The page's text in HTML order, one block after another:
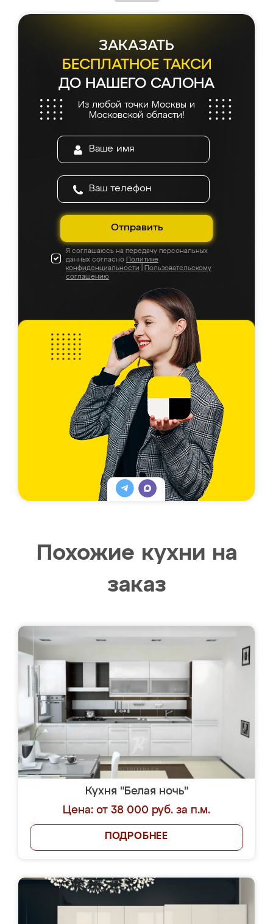
ЗАКАЗАТЬ
БЕСПЛАТНОЕ ТАКСИ
ДО НАШЕГО САЛОНА
Из любой точки Москвы и
Московской области!
Отправить
Я соглашаюсь на передачу персональных
данных согласно Политике
конфиденциальности
Пользовательскому
соглашению
Похожие кухни на
заказ
Кухня "Белая ночь"
Цена: от 38 000 руб. за п.м.
ПОДРОБНЕЕ